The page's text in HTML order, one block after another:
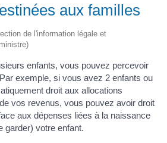
aux familles
de l'information légale et
enfants, vous pouvez percevoir
exemple, si vous avez 2 enfants ou
droit aux allocations
vos revenus, vous pouvez avoir droit
aux dépenses liées à la naissance
garder) votre enfant.